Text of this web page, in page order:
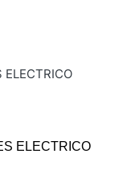
ELECTRICO